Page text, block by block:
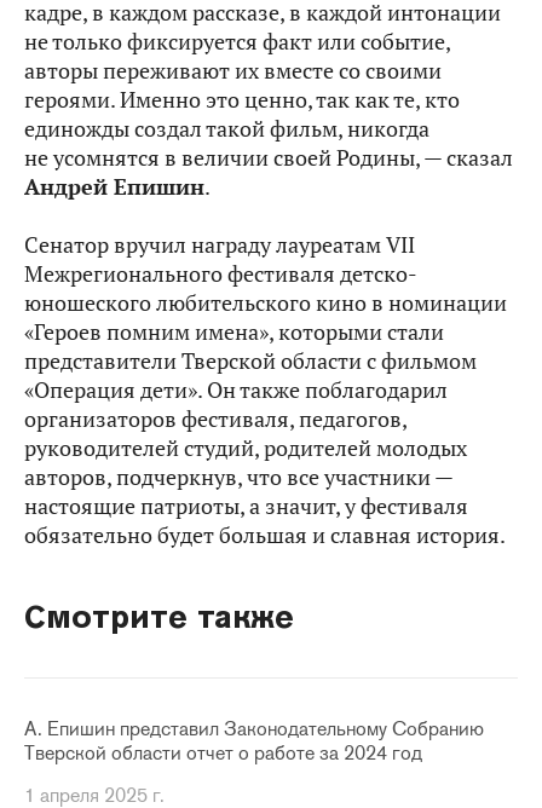
кадре, в каждом рассказе, в каждой интонации
не только фиксируется факт или событие,
авторы переживают их вместе со своими
героями. Именно это ценно, так как те, кто
единожды создал такой фильм, никогда
не усомнятся в величии своей Родины, — сказал
Андрей Епишин.
Сенатор вручил награду лауреатам VII
Межрегионального фестиваля детско-
юношеского любительского кино в номинации
«Героев помним имена», которыми стали
представители Тверской области с фильмом
«Операция дети». Он также поблагодарил
организаторов фестиваля, педагогов,
руководителей студий, родителей молодых
авторов, подчеркнув, что все участники —
настоящие патриоты, а значит, у фестиваля
обязательно будет большая и славная история.
Смотрите также
А. Епишин представил Законодательному Собранию
Тверской области отчет о работе за 2024 год
1 апреля 2025 г.